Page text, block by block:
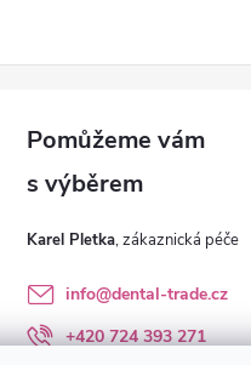
Karel Pletka
info@dental-trade.cz
+420 724 393 271